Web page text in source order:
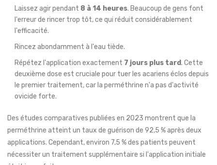
Laissez agir pendant 8 à 14 heures. Beaucoup de gens font
l'erreur de rincer trop tôt, ce qui réduit considérablement
l'efficacité.
Rincez abondamment à l'eau tiède.
Répétez l'application exactement 7 jours plus tard. Cette
deuxième dose est cruciale pour tuer les acariens éclos depuis
le premier traitement, car la perméthrine n'a pas d'activité
ovicide forte.
Des études comparatives publiées en 2023 montrent que la
perméthrine atteint un taux de guérison de 92,5 % après deux
applications. Cependant, environ 7,5 % des patients peuvent
nécessiter un traitement supplémentaire si l'application initiale